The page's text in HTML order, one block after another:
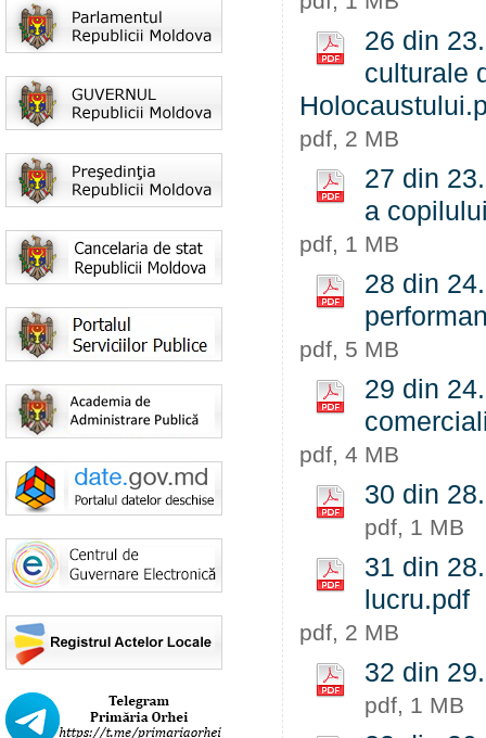
26 din
culturale
pdf, 2 MB
27 din
a
pdf, 1 MB
28 din
pdf, 5 MB
29 din
pdf, 4 MB
30 din
pdf, 1 MB
31 din
lucru.pdf
pdf, 2 MB
32 din
pdf, 1 MB